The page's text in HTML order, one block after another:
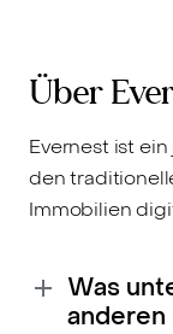
Über
Evernest ist
den
Immobilien
Was